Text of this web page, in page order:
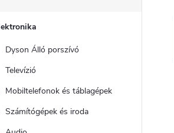
Dyson Álló porszívó
Televízió
Mobiltelefonok és táblagépek
Számítógépek és iroda